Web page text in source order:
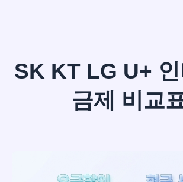
SK KT LG U+
금제 비교